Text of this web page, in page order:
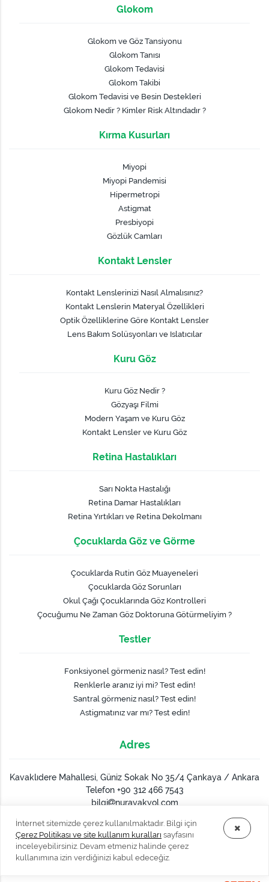
Glokom
Glokom ve Göz Tansiyonu
Glokom Tanısı
Glokom Tedavisi
Glokom Takibi
Glokom Tedavisi ve Besin Destekleri
Glokom Nedir ? Kimler Risk Altındadır ?
Kırma Kusurları
Miyopi
Miyopi Pandemisi
Hipermetropi
Astigmat
Presbiyopi
Gözlük Camları
Kontakt Lensler
Kontakt Lenslerinizi Nasıl Almalısınız?
Kontakt Lenslerin Materyal Özellikleri
Optik Özelliklerine Göre Kontakt Lensler
Lens Bakım Solüsyonları ve Islatıcılar
Kuru Göz
Kuru Göz Nedir ?
Gözyaşı Filmi
Modern Yaşam ve Kuru Göz
Kontakt Lensler ve Kuru Göz
Retina Hastalıkları
Sarı Nokta Hastalığı
Retina Damar Hastalıkları
Retina Yırtıkları ve Retina Dekolmanı
Çocuklarda Göz ve Görme
Çocuklarda Rutin Göz Muayeneleri
Çocuklarda Göz Sorunları
Okul Çağı Çocuklarında Göz Kontrolleri
Çocuğumu Ne Zaman Göz Doktoruna Götürmeliyim ?
Testler
Fonksiyonel görmeniz nasıl? Test edin!
Renklerle aranız iyi mi? Test edin!
Santral görmeniz nasıl? Test edin!
Astigmatınız var mı? Test edin!
Adres
Kavaklıdere Mahallesi, Güniz Sokak No 35/4 Çankaya / Ankara
Telefon +90 312 466 7543
bilgi
nurayakyol.com
İnternet sitemizde çerez kullanılmaktadır. Bilgi için
Çerez Politikası ve site kullanım kuralları sayfasını
inceleyebilirsiniz. Devam etmeniz halinde çerez
kullanımına izin verdiğinizi kabul edeceğiz.